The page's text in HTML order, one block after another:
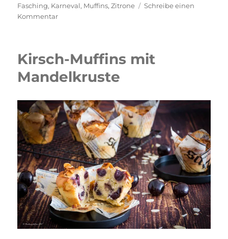
am
Fasching, Karneval, Muffins,Zitrone
Schreibe einen
Kommentarzu
Muffins
Kirsch-Muffins mit
Mandelkruste